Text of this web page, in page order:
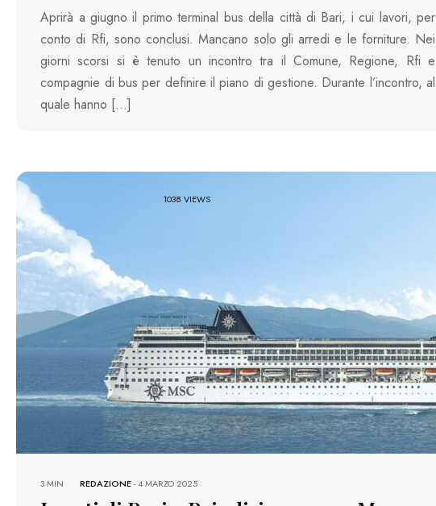
Aprirà a giugno il primo terminal bus della città di Bari, i cui lavori, per
conto di Rfi, sono conclusi. Mancano solo gli arredi e le forniture. Nei
giorni scorsi si è tenuto un incontro tra il Comune, Regione, Rfi e
compagnie di bus per definire il piano di gestione. Durante l’incontro, al
quale hanno […]
1038 VIEWS
REDAZIONE-4 MARZO 2025
3 MIN